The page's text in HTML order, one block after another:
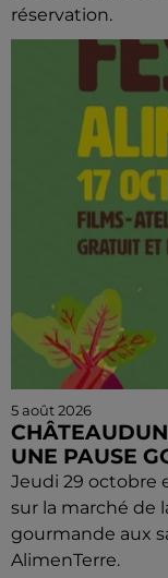
réservation.
5 août 2026
UNE PAUSE
Jeudi 29 octobre
sur la marché de
gourmande aux
AlimenTerre.